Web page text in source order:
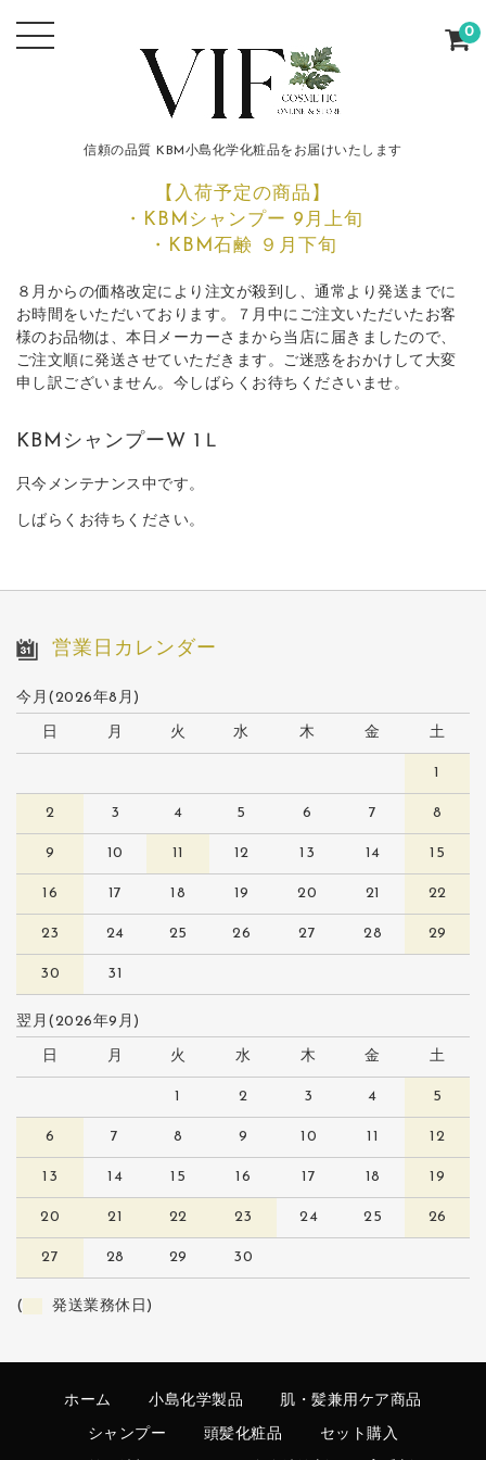
信頼の品質 KBM小島化学化粧品をお届けいたします
【入荷予定の商品】
・KBMシャンプー 9月上旬
・KBM石鹸 ９月下旬
８月からの価格改定により注文が殺到し、通常より発送までに
お時間をいただいております。７月中にご注文いただいたお客
様のお品物は、本日メーカーさまから当店に届きましたので、
ご注文順に発送させていただきます。ご迷惑をおかけして大変
申し訳ございません。今しばらくお待ちくださいませ。
0
KBMシャンプーW 1Ｌ
只今メンテナンス中です。
しばらくお待ちください。
営業日カレンダー
今月(2026年8月)
日 月 火 水 木 金 土
1
2 3 4 5 6 7 8
9 10 11 12 13 14 15
16 17 18 19 20 21 22
23 24 25 26 27 28 29
30 31
翌月(2026年9月)
日 月 火 水 木 金 土
1 2 3 4 5
6 7 8 9 10 11 12
13 14 15 16 17 18 19
20 21 22 23 24 25 26
27 28 29 30
( 発送業務休日)
ホーム 小島化学製品 肌・髪兼用ケア商品
シャンプー 頭髪化粧品 セット購入